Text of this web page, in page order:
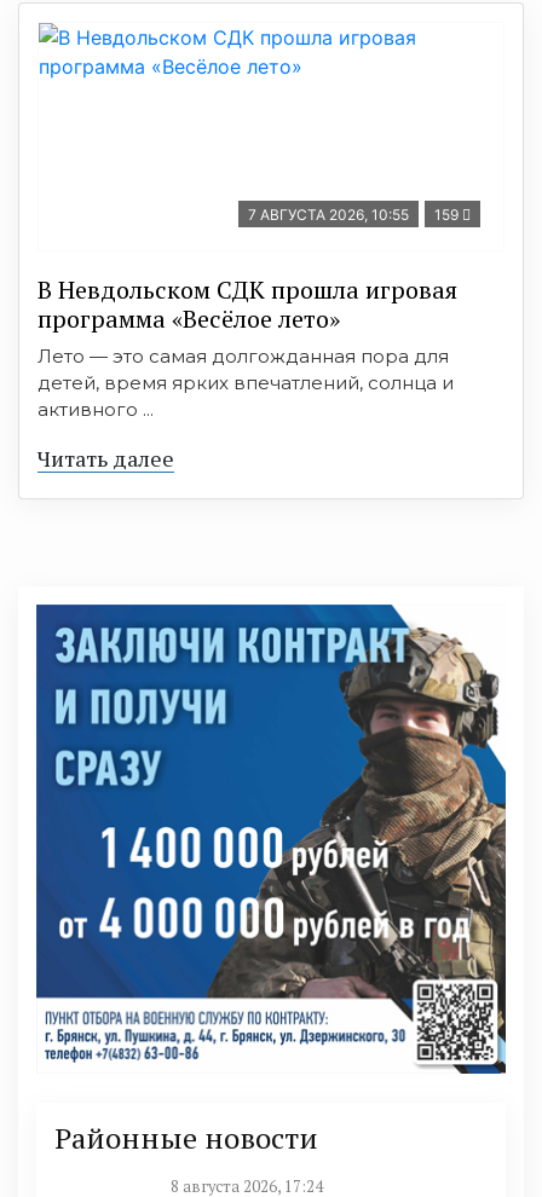
7 АВГУСТА 2026, 10:55 159
В Невдольском СДК прошла игровая
программа «Весёлое лето»
Лето — это самая долгожданная пора для
детей, время ярких впечатлений, солнца и
активного ...
Читать далее
Районные новости
8 августа 2026, 17:24